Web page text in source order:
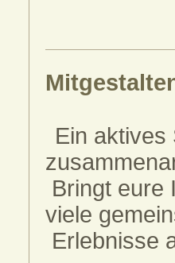
Ein aktives
Bringt eure
viele
Erlebnisse